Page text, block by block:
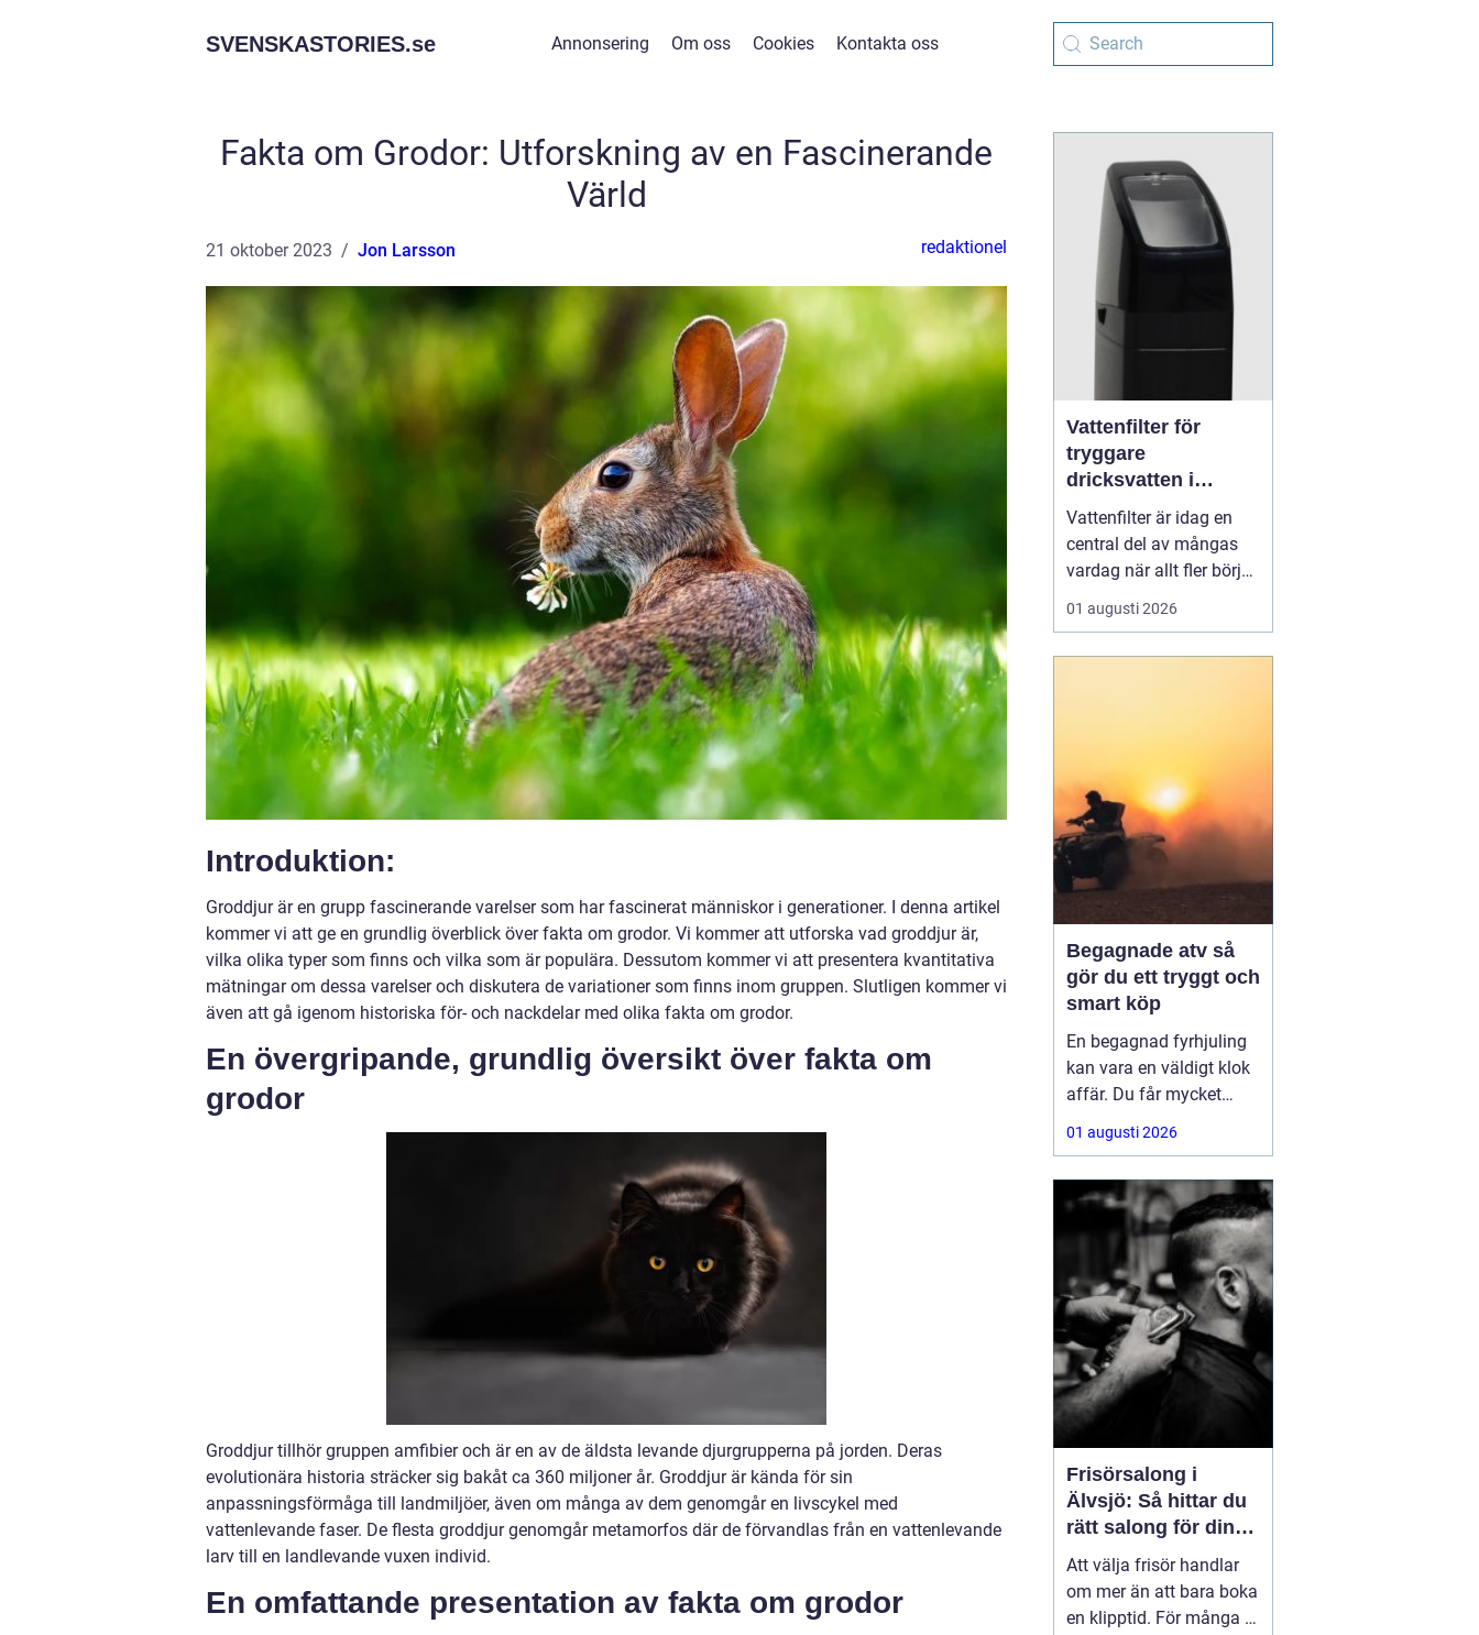
SVENSKASTORIES.se Annonsering Om oss Cookies Kontakta oss
Fakta om Grodor: Utforskning av en Fascinerande
Värld
21 oktober 2023 Jon Larsson redaktionel
Introduktion:
Groddjur är en grupp fascinerande varelser som har fascinerat människor i generationer. I denna artikel
kommer vi att ge en grundlig överblick över fakta om grodor. Vi kommer att utforska vad groddjur är,
vilka olika typer som finns och vilka som är populära. Dessutom kommer vi att presentera kvantitativa
mätningar om dessa varelser och diskutera de variationer som finns inom gruppen. Slutligen kommer vi
även att gå igenom historiska för- och nackdelar med olika fakta om grodor.
En övergripande, grundlig översikt över fakta om
grodor
Groddjur tillhör gruppen amfibier och är en av de äldsta levande djurgrupperna på jorden. Deras
evolutionära historia sträcker sig bakåt ca 360 miljoner år. Groddjur är kända för sin
anpassningsförmåga till landmiljöer, även om många av dem genomgår en livscykel med
vattenlevande faser. De flesta groddjur genomgår metamorfos där de förvandlas från en vattenlevande
larv till en landlevande vuxen individ.
En omfattande presentation av fakta om grodor
Vattenfilter för
tryggare
dricksvatten i
vardagen
Vattenfilter är idag en
central del av mångas
vardag när allt fler börjar
fundera på kvaliteten på
vattnet som kommer ur
hårt vat...
01 augusti 2026
Begagnade atv så
gör du ett tryggt och
smart köp
En begagnad fyrhjuling
kan vara en väldigt klok
affär. Du får mycket
funktion för pengarna
och slipper den största
ofta kommer direkt när
en maskin är ny.
Samtidigt kräver ett
andrahandsköp mer
eftertanke. Den som vill
köpa
01 augusti 2026
Frisörsalong i
Älvsjö: Så hittar du
rätt salong för din
stil och vardag
Att välja frisör handlar
om mer än att bara boka
en klipptid. För många är